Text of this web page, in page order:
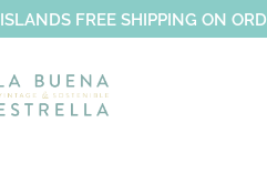
FREE SHIPPING ON